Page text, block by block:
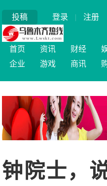
投稿 登录 | 注册
首页 资讯 财经
企业
游戏 商讯
钟院士，